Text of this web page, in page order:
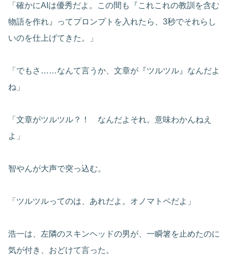
「確かにAIは優秀だよ。この間も『これこれの教訓を含む
物語を作れ』ってプロンプトを入れたら、3秒でそれらし
いのを仕上げてきた。」
「でもさ……なんて言うか、文章が『ツルツル』なんだよ
ね」
「文章がツルツル？！ なんだよそれ。意味わかんねえ
よ」
智やんが大声で突っ込む。
「ツルツルってのは、あれだよ。オノマトペだよ」
浩一は、左隣のスキンヘッドの男が、一瞬箸を止めたのに
気が付き、おどけて言った。